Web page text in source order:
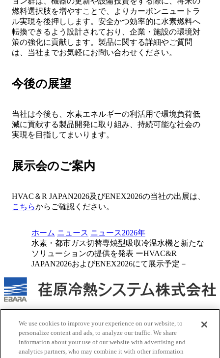
燃料選択肢を増やすことで、よりカーボンニュートラ
ル実現を後押しします。安全かつ効率的に水素燃料へ
転換できるよう設計されており、企業・施設の環境対
策の強化に貢献します。製品に関する詳細やご質問
は、当社までお気軽にお問い合わせください。
今後の展望
当社は今後も、水素エネルギーの利活用で環境負荷低
減に貢献する製品開発に取り組み、持続可能な社会の
実現を目指してまいります。
展示会のご案内
HVAC＆R JAPAN2026及びENEX2026の当社の出展は、
こちらからご確認ください。
ホーム ニュース ニュース2026年
水素・都市ガス切替専焼型吸収冷温水機と新たな
ソリューションの提供を発表 ーHVAC&R
JAPAN2026およびENEX2026にて展示予定－
合わせはご遠慮ください
お問い合わせはこちら 新しいタブで開く
サイトポリシー
We use cookies to improve your experience on our website, to
personalize content and ads, to analyze our traffic. We share
information about your use of our website with advertising and
analytics partners, who may combine it with other information